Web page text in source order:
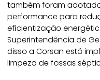
também foram
performance para
eficientização
Superintendência de
disso a Corsan está
limpeza de fossas